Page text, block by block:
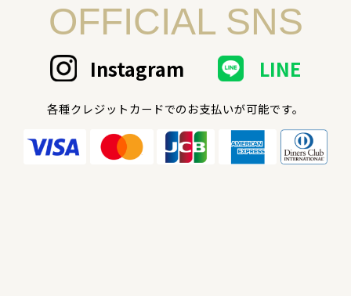
OFFICIAL SNS
Instagram LINE
各種クレジットカードでのお支払いが可能です。